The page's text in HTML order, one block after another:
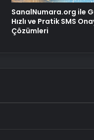
SanalNumara.org ile
Hızlı ve Pratik SMS
Çözümleri